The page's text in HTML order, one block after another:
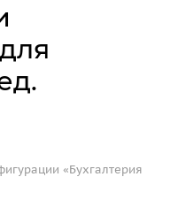
«Бухгалтерия